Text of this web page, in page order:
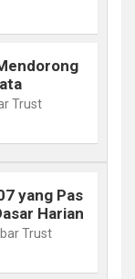
Trust
yang Pas
Harian
Trust